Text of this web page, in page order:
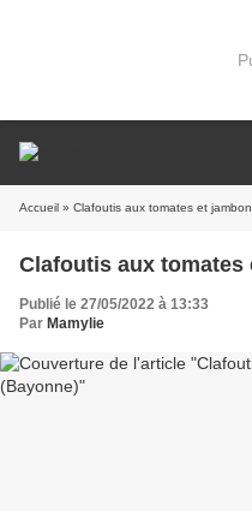
Accueil » Clafoutis aux tomates et
Clafoutis aux tomates
Publié le 27/05/2022 à 13:33
Par Mamylie